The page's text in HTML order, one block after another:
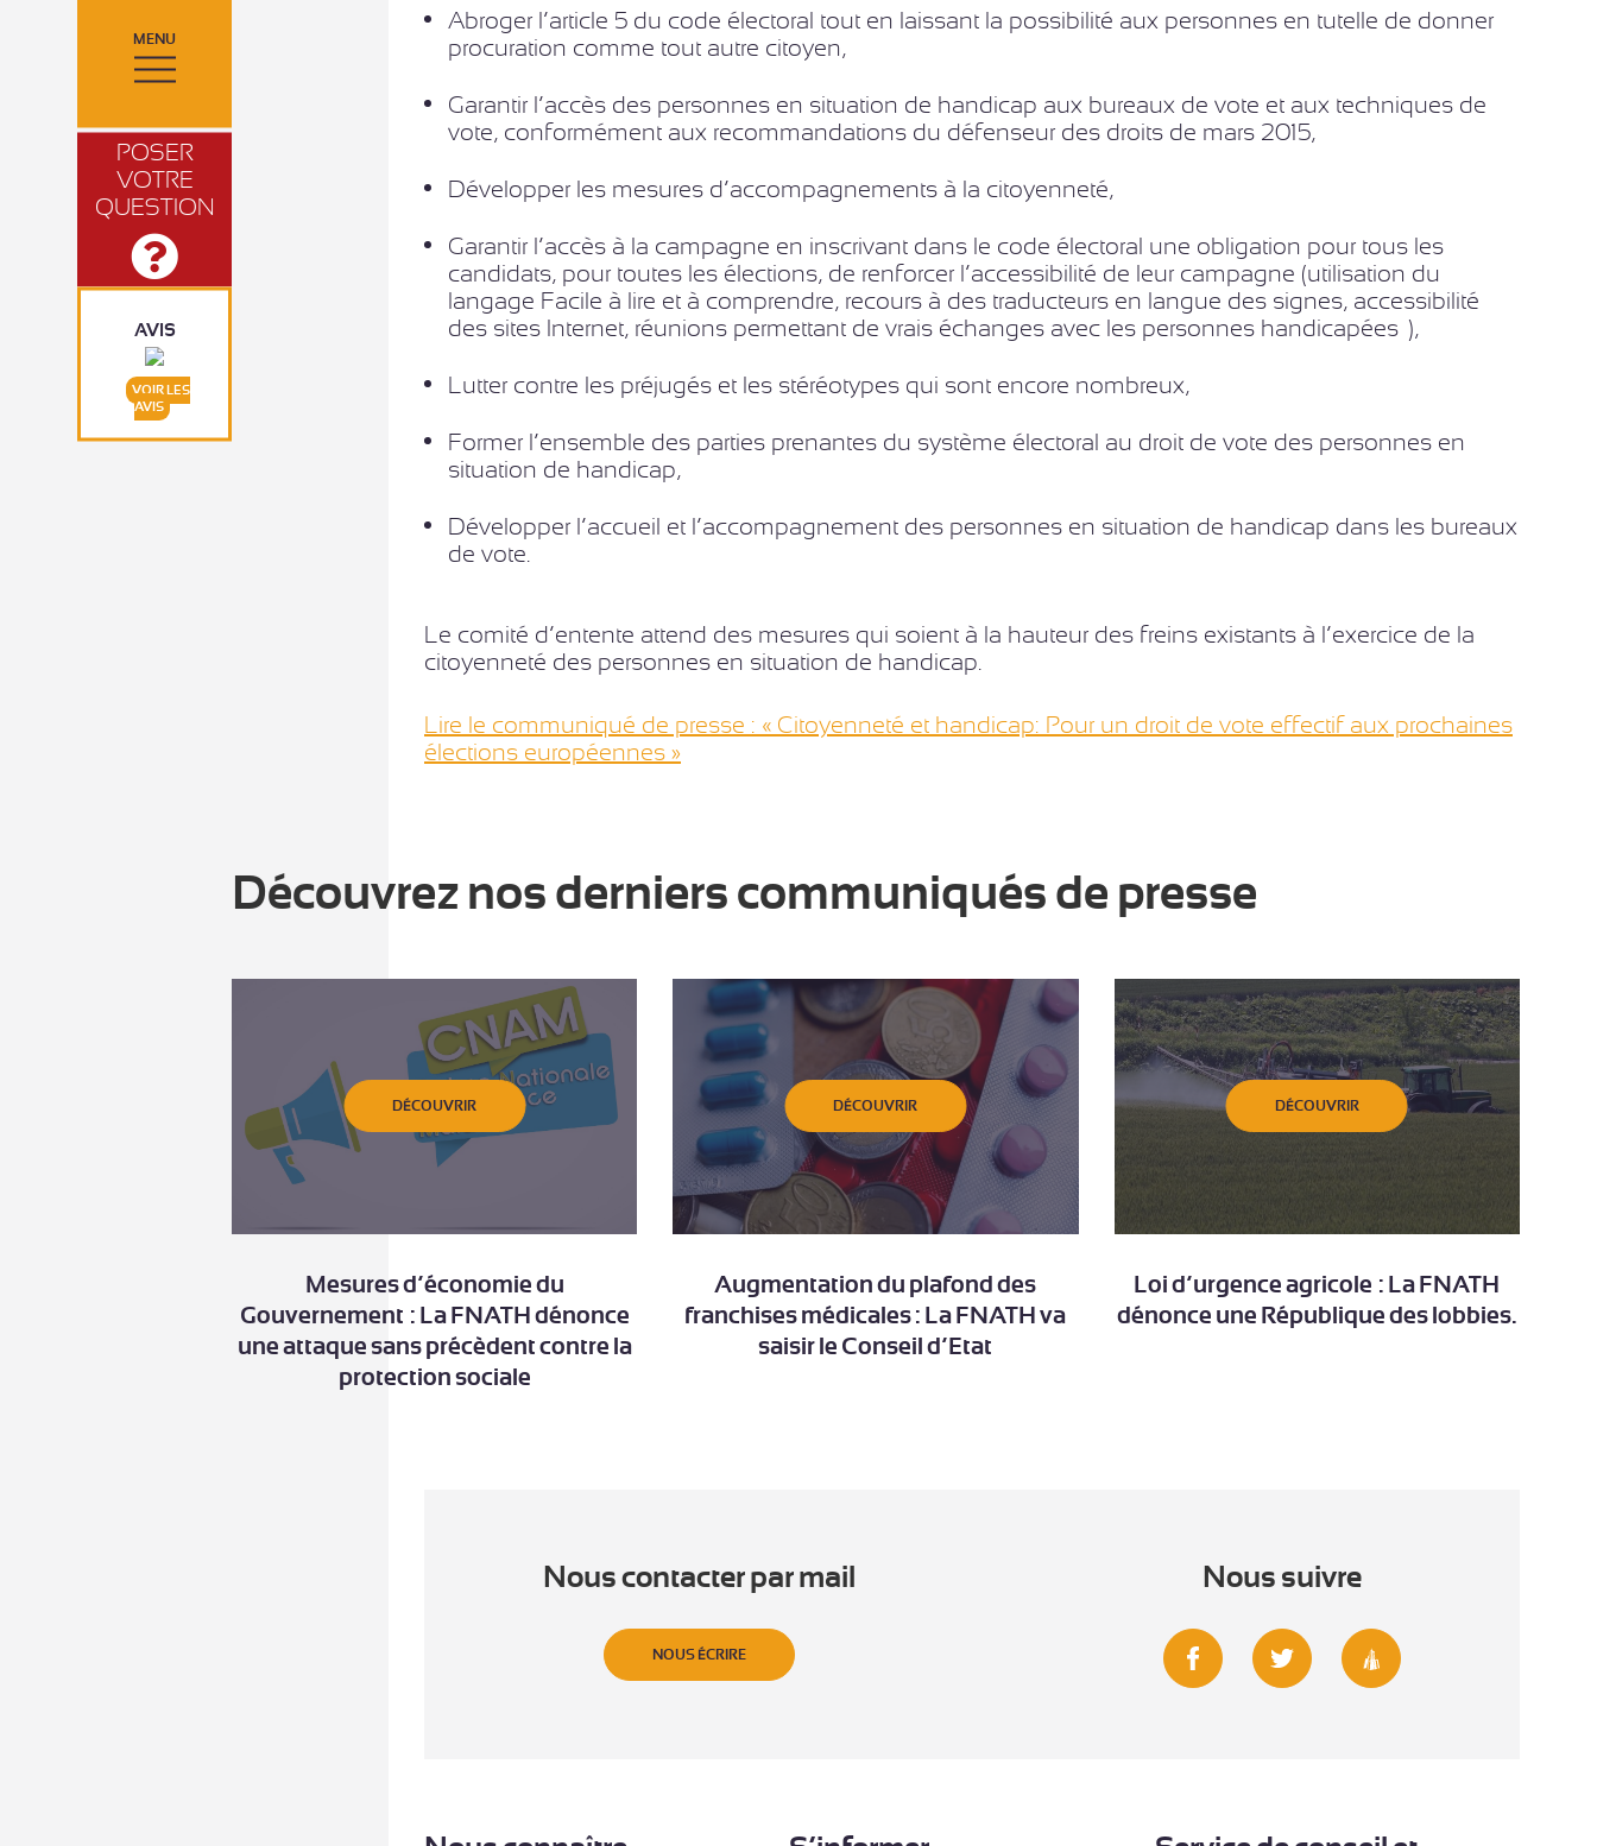
MENU
POSER
VOTRE
QUESTION
AVIS
VOIR LES
AVIS
Abroger l’article 5 du code électoral tout en laissant la possibilité aux personnes en tutelle de donner
procuration comme tout autre citoyen,
Garantir l’accès des personnes en situation de handicap aux bureaux de vote et aux techniques de
vote, conformément aux recommandations du défenseur des droits de mars 2015,
Développer les mesures d’accompagnements à la citoyenneté,
Garantir l’accès à la campagne en inscrivant dans le code électoral une obligation pour tous les
candidats, pour toutes les élections, de renforcer l’accessibilité de leur campagne (utilisation du
langage Facile à lire et à comprendre, recours à des traducteurs en langue des signes, accessibilité
des sites Internet, réunions permettant de vrais échanges avec les personnes handicapées…),
Lutter contre les préjugés et les stéréotypes qui sont encore nombreux,
Former l’ensemble des parties prenantes du système électoral au droit de vote des personnes en
situation de handicap,
Développer l’accueil et l’accompagnement des personnes en situation de handicap dans les bureaux
de vote.
Le comité d’entente attend des mesures qui soient à la hauteur des freins existants à l’exercice de la
citoyenneté des personnes en situation de handicap.
Lire le communiqué de presse : « Citoyenneté et handicap: Pour un droit de vote effectif aux prochaines
élections européennes »
Découvrez nos derniers communiqués de presse
Mesures d’économie du
Gouvernement : La FNATH dénonce
une attaque sans précèdent contre la
protection sociale
DÉCOUVRIR
Augmentation du plafond des
franchises médicales : La FNATH va
saisir le Conseil d’Etat
DÉCOUVRIR
Loi d’urgence agricole : La FNATH
dénonce une République des lobbies.
DÉCOUVRIR
Nous contacter par mail
NOUS ÉCRIRE
Nous suivre